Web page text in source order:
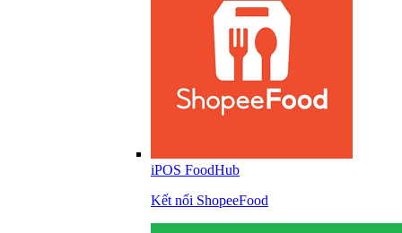
iPOS FoodHub
Kết nối ShopeeFood